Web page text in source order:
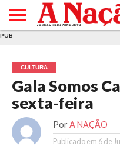
E DE
COOKIES
DE
UTILIZAÇÃO
PUB
CULTURA
Gala Somos
sexta-feira
Por A NAÇÃO
Publicado em 6 de